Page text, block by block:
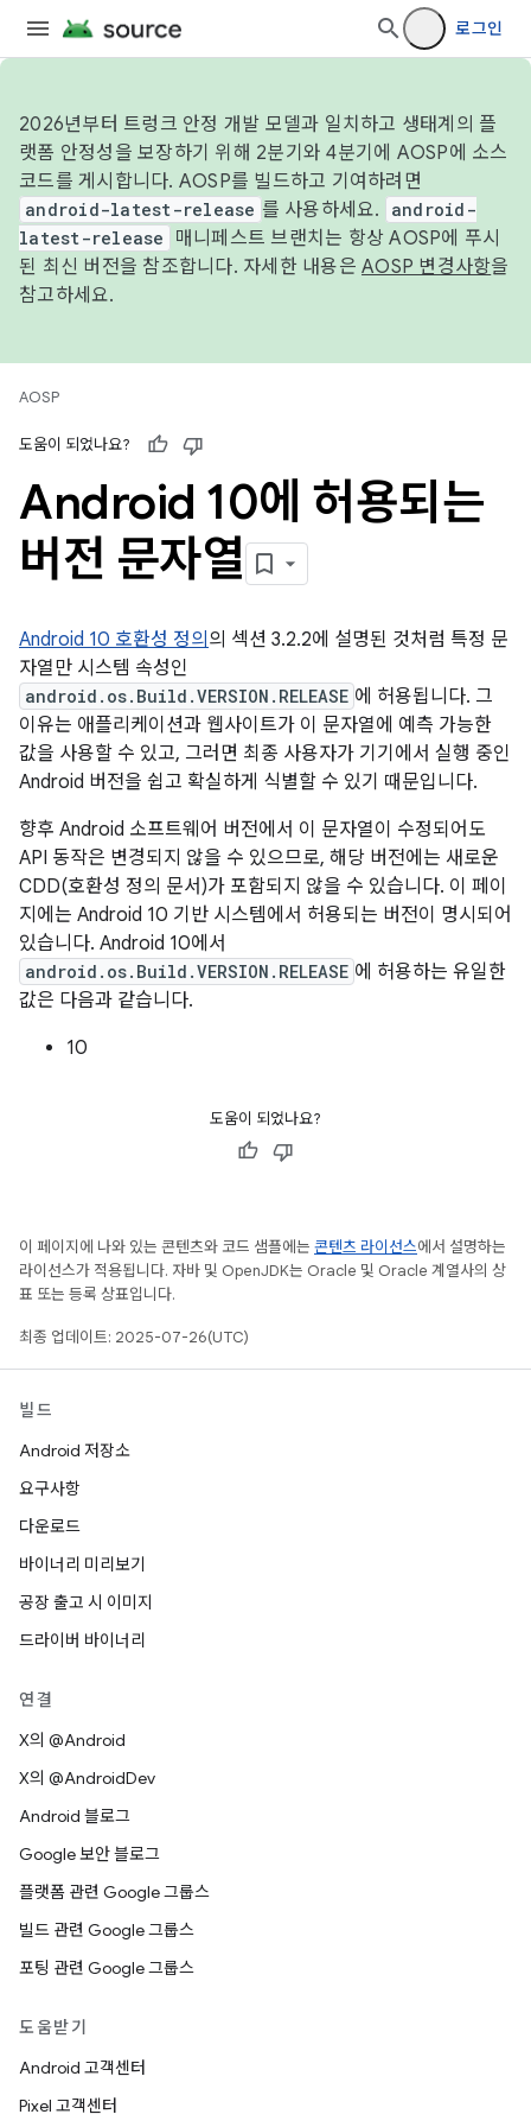
로그인
2026년부터 트렁크 안정 개발 모델과 일치하고 생태계의 플
랫폼 안정성을 보장하기 위해 2분기와 4분기에 AOSP에 소스
코드를 게시합니다. AOSP를 빌드하고 기여하려면
android-latest-release 를 사용하세요.
android-
latest-release
매니페스트 브랜치는 항상 AOSP에 푸시
된 최신 버전을 참조합니다. 자세한 내용은 AOSP 변경사항을
참고하세요.
AOSP
도움이 되었나요?
Android 10에 허용되는
버전 문자열
Android 10 호환성 정의 의 섹션 3.2.2에 설명된 것처럼 특정 문
자열만 시스템 속성인
android.os.Build.VERSION.RELEASE 에 허용됩니다. 그
이유는 애플리케이션과 웹사이트가 이 문자열에 예측 가능한
값을 사용할 수 있고, 그러면 최종 사용자가 기기에서 실행 중인
Android 버전을 쉽고 확실하게 식별할 수 있기 때문입니다.
향후 Android 소프트웨어 버전에서 이 문자열이 수정되어도
API 동작은 변경되지 않을 수 있으므로, 해당 버전에는 새로운
CDD(호환성 정의 문서)가 포함되지 않을 수 있습니다. 이 페이
지에는 Android 10 기반 시스템에서 허용되는 버전이 명시되어
있습니다. Android 10에서
android.os.Build.VERSION.RELEASE 에 허용하는 유일한
값은 다음과 같습니다.
10
도움이 되었나요?
이 페이지에 나와 있는 콘텐츠와 코드 샘플에는 콘텐츠 라이선스에서 설명하는
라이선스가 적용됩니다. 자바 및 OpenJDK는 Oracle 및 Oracle 계열사의 상
표 또는 등록 상표입니다.
최종 업데이트: 2025-07-26(UTC)
빌드
Android 저장소
요구사항
다운로드
바이너리 미리보기
공장 출고 시 이미지
드라이버 바이너리
연결
X의 @Android
X의 @AndroidDev
Android 블로그
Google 보안 블로그
플랫폼 관련 Google 그룹스
빌드 관련 Google 그룹스
포팅 관련 Google 그룹스
도움받기
Android 고객센터
Pixel 고객센터